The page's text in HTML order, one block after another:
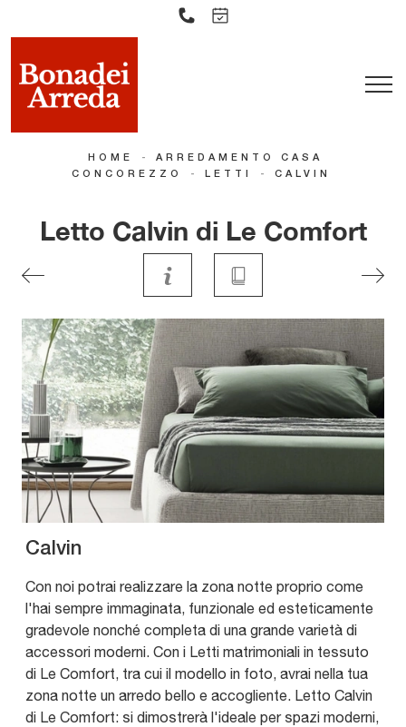
HOME -
ARREDAMENTO CASA
CONCOREZZO
- LETTI - CALVIN
Letto Calvin di Le Comfort
Calvin
Con noi potrai realizzare la zona notte proprio come
l'hai sempre immaginata, funzionale ed esteticamente
gradevole nonché completa di una grande varietà di
accessori moderni. Con i Letti matrimoniali in tessuto
di Le Comfort, tra cui il modello in foto, avrai nella tua
zona notte un arredo bello e accogliente. Letto Calvin
di Le Comfort: si dimostrerà l'ideale per spazi moderni,